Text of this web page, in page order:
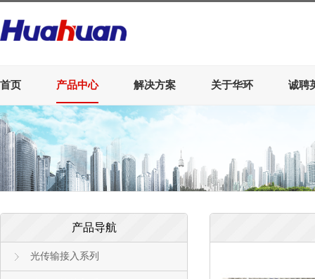
首页 产品中心 解决方案 关于华环 诚聘
产品导航
光传输接入系列